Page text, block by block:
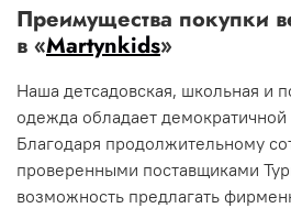
Преимущества покупки
в «Martynkids»
Наша детсадовская, школьная и
одежда обладает
Благодаря продолжительному
проверенными поставщиками
возможность предлагать